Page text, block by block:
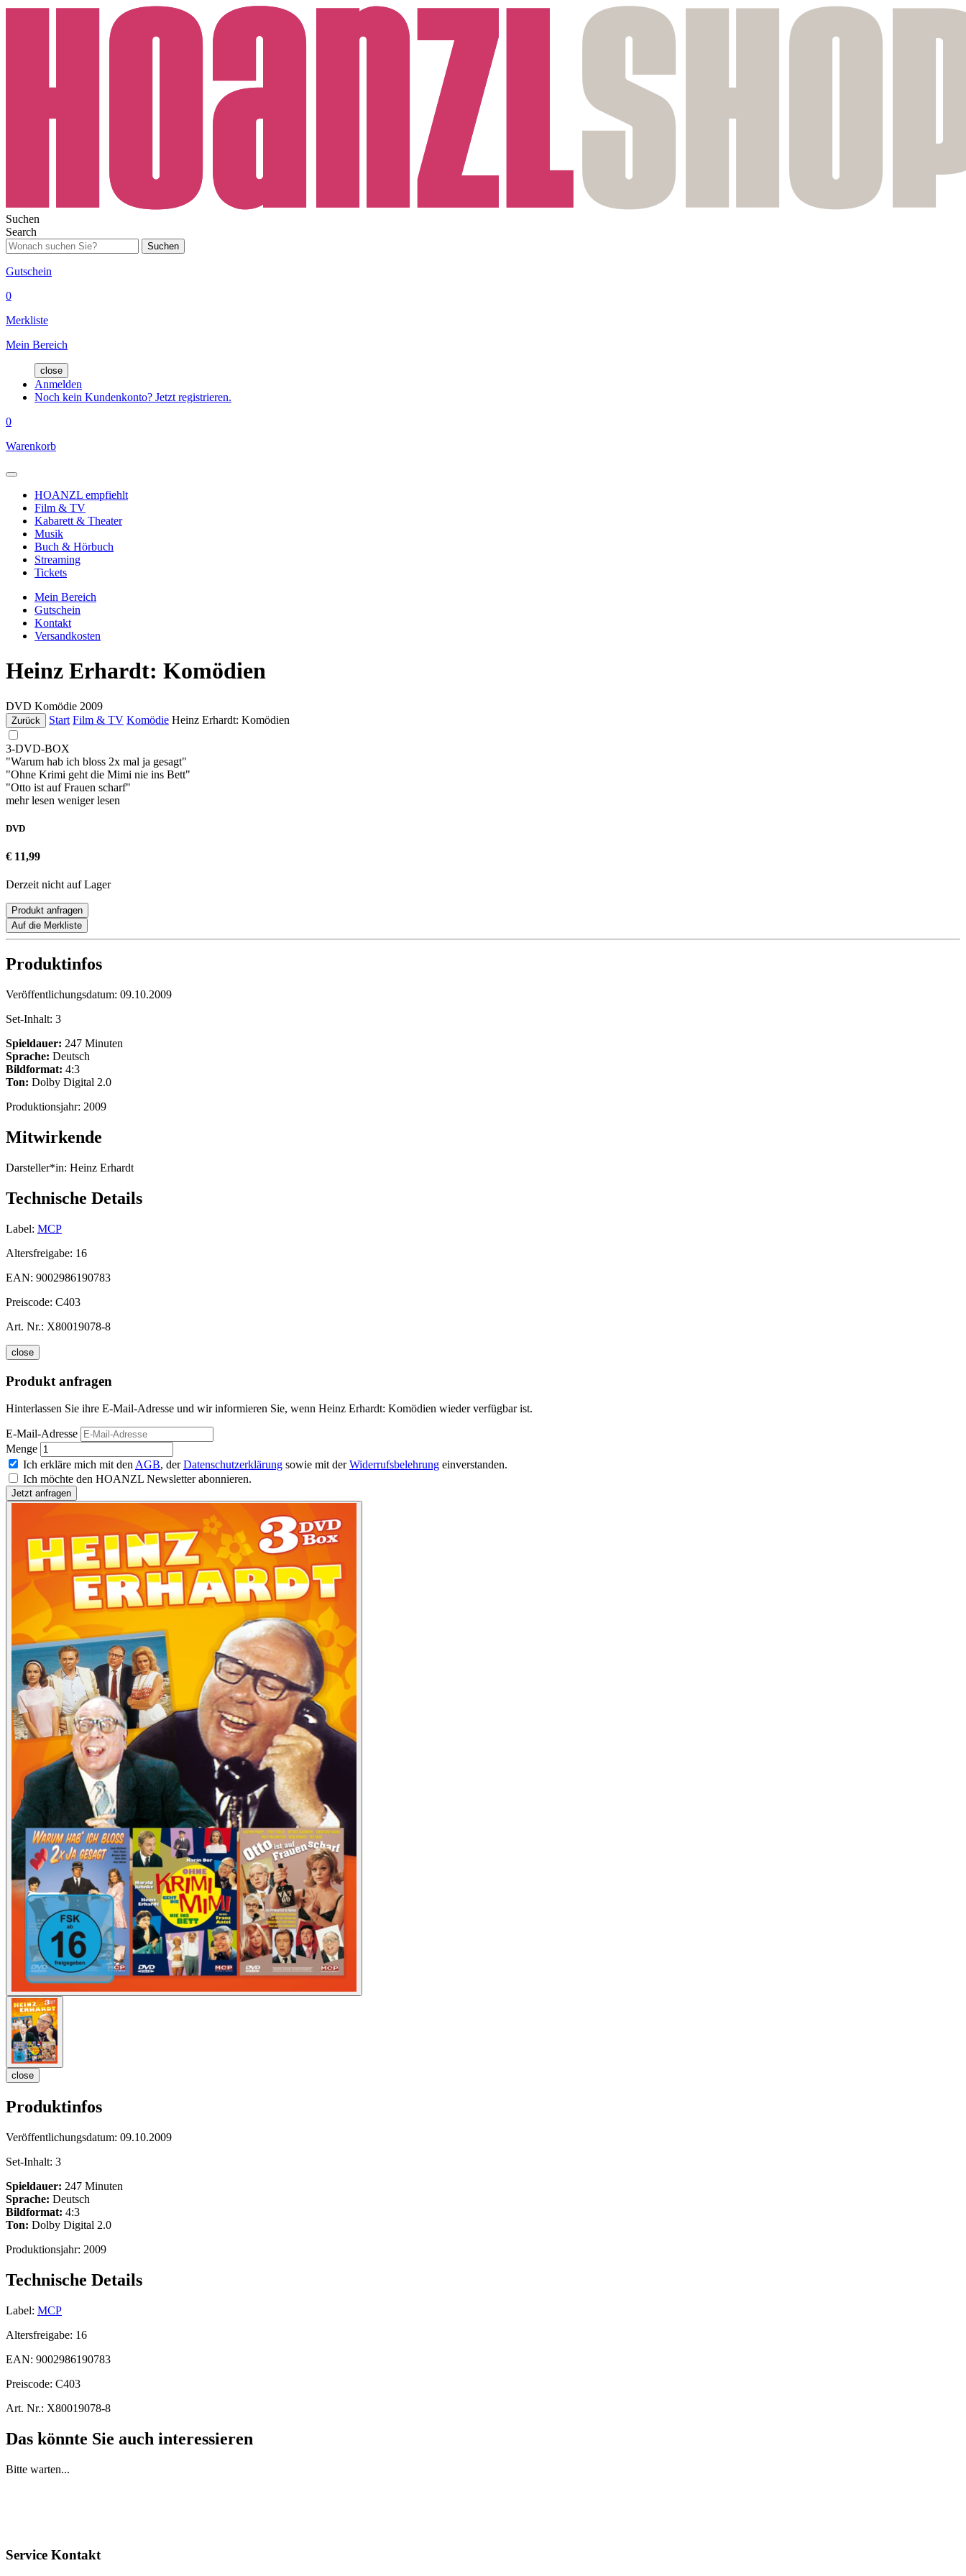
Suchen
Search
Suchen
Gutschein
0
Merkliste
Mein Bereich
close
Anmelden
Noch kein Kundenkonto? Jetzt registrieren.
0
Warenkorb
HOANZL empfiehlt
Film & TV
Kabarett & Theater
Musik
Buch & Hörbuch
Streaming
Tickets
Mein Bereich
Gutschein
Kontakt
Versandkosten
Heinz Erhardt: Komödien
DVD Komödie 2009
Zurück Start Film & TV Komödie Heinz Erhardt: Komödien
3-DVD-BOX
"Warum hab ich bloss 2x mal ja gesagt"
"Ohne Krimi geht die Mimi nie ins Bett"
"Otto ist auf Frauen scharf"
mehr lesen weniger lesen
DVD
€ 11,99
Derzeit nicht auf Lager
Produkt anfragen
Auf die Merkliste
Produktinfos
Veröffentlichungsdatum: 09.10.2009
Set-Inhalt: 3
Spieldauer: 247 Minuten
Sprache: Deutsch
Bildformat: 4:3
Ton: Dolby Digital 2.0
Produktionsjahr: 2009
Mitwirkende
Darsteller*in: Heinz Erhardt
Technische Details
Label: MCP
Altersfreigabe: 16
EAN: 9002986190783
Preiscode: C403
Art. Nr.: X80019078-8
close
Produkt anfragen
Hinterlassen Sie ihre E-Mail-Adresse und wir informieren Sie, wenn Heinz Erhardt: Komödien wieder verfügbar ist.
E-Mail-Adresse
Menge
Ich erkläre mich mit den AGB, derDatenschutzerklärung sowie mit derWiderrufsbelehrung einverstanden.
Ich möchte den HOANZL Newsletter abonnieren.
close
Produktinfos
Veröffentlichungsdatum: 09.10.2009
Set-Inhalt: 3
Spieldauer: 247 Minuten
Sprache: Deutsch
Bildformat: 4:3
Ton: Dolby Digital 2.0
Produktionsjahr: 2009
Technische Details
Label: MCP
Altersfreigabe: 16
EAN: 9002986190783
Preiscode: C403
Art. Nr.: X80019078-8
Das könnte Sie auch interessieren
Bitte warten...
Service Kontakt